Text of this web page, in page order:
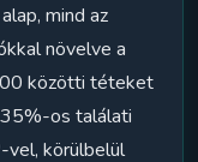
mind az
növelve a
közötti téteket
os találati
vel, körülbelül